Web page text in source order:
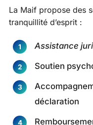
La Maif propose des
tranquillité d’esprit :
Assistance
Soutien
déclaration